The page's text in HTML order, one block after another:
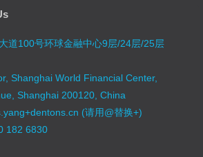
道100号环球金融中心9层/24层/25层
Shanghai World Financial Center,
Shanghai 200120, China
(请用@替换+)
182 6830